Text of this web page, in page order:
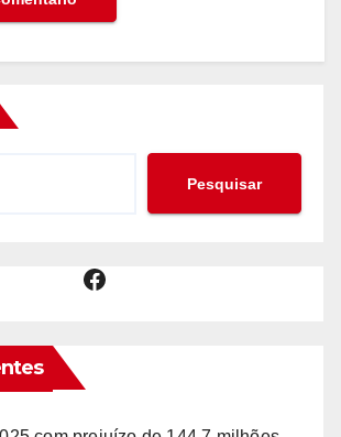
Pesquisar
Facebook